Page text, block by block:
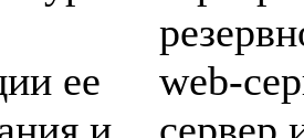
ее
web-